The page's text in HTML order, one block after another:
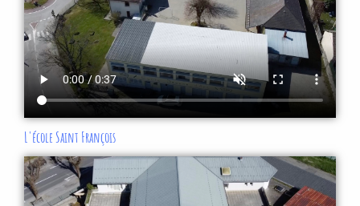
L'école Saint François